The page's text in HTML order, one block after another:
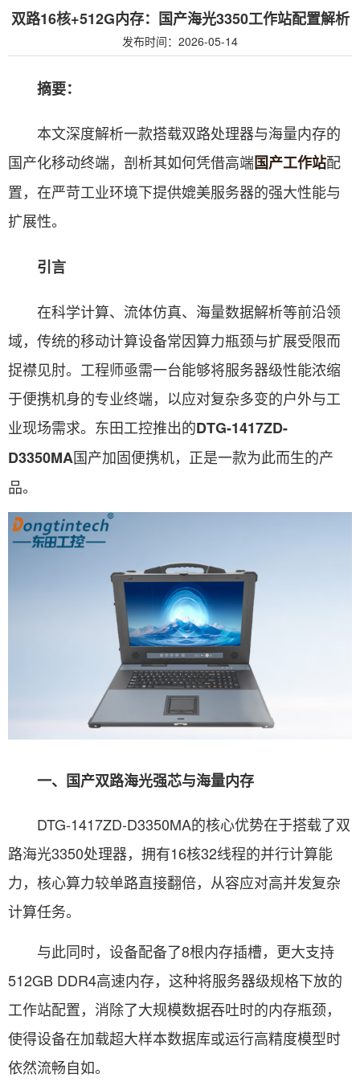
双路16核+512G内存：国产海光3350工作站配置解析
发布时间：2026-05-14
摘要：
本文深度解析一款搭载双路处理器与海量内存的
国产化移动终端，剖析其如何凭借高端国产工作站配
置，在严苛工业环境下提供媲美服务器的强大性能与
扩展性。
引言
在科学计算、流体仿真、海量数据解析等前沿领
域，传统的移动计算设备常因算力瓶颈与扩展受限而
捉襟见肘。工程师亟需一台能够将服务器级性能浓缩
于便携机身的专业终端，以应对复杂多变的户外与工
业现场需求。东田工控推出的DTG-1417ZD-
D3350MA国产加固便携机，正是一款为此而生的产
品。
一、国产双路海光强芯与海量内存
DTG-1417ZD-D3350MA的核心优势在于搭载了双
路海光3350处理器，拥有16核32线程的并行计算能
力，核心算力较单路直接翻倍，从容应对高并发复杂
计算任务。
与此同时，设备配备了8根内存插槽，更大支持
512GB DDR4高速内存，这种将服务器级规格下放的
工作站配置，消除了大规模数据吞吐时的内存瓶颈，
使得设备在加载超大样本数据库或运行高精度模型时
依然流畅自如。